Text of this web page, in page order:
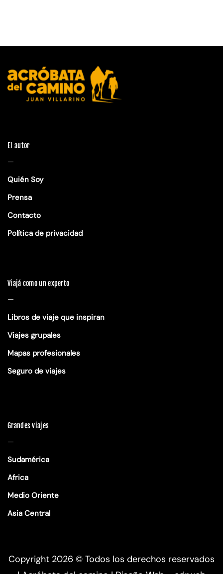
El autor
—
Quién Soy
Prensa
Contacto
Política de privacidad
Viajá como un experto
—
Libros de viaje que inspiran
Viajes grupales
Mapas profesionales
Seguro de viajes
Grandes viajes
—
Sudamérica
Africa
Medio Oriente
Asia Central
Copyright 2026 © Todos los derechos reservados